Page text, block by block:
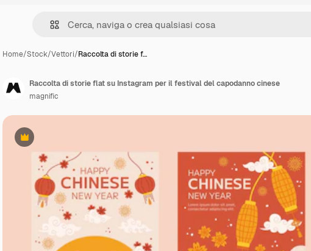
Home/Stock/Vettori/Raccolta di storie f…
Premium
Raccolta di storie flat su Instagram per il festival del capodanno cinese
magnific